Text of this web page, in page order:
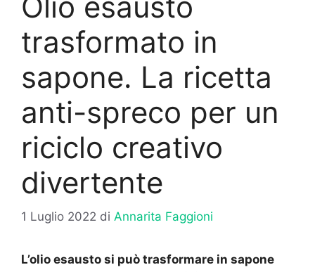
trasformato in
sapone. La ricetta
anti-spreco per un
riciclo creativo
divertente
1 Luglio 2022 di Annarita Faggioni
L’olio esausto si può trasformare in sapone